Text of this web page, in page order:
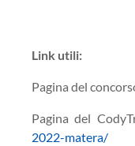
Link utili:
Pagina del
Pagina del
2022-matera/